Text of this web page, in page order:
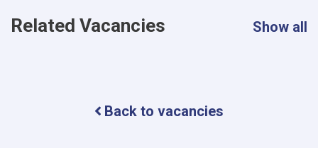
Related Vacancies Show all
Back to vacancies